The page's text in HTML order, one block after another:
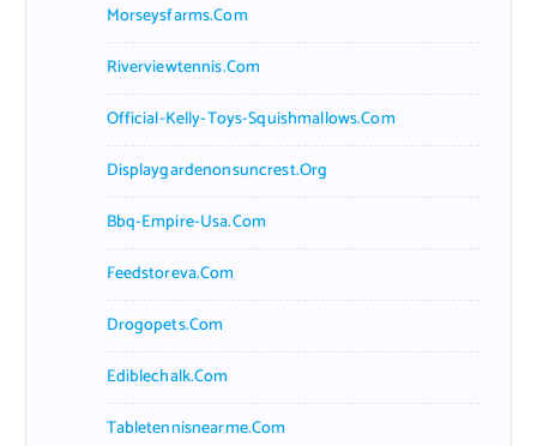
Morseysfarms.com
Riverviewtennis.com
Official-Kelly-Toys-Squishmallows.com
Displaygardenonsuncrest.org
Bbq-Empire-Usa.com
Feedstoreva.com
Drogopets.com
Ediblechalk.com
Tabletennisnearme.com